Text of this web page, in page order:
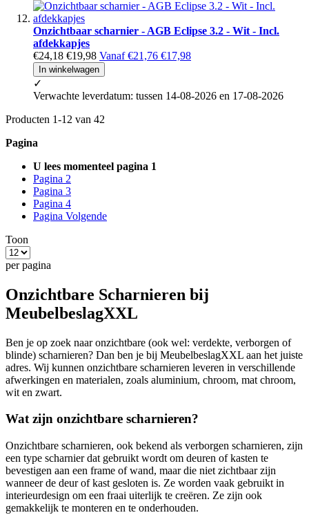
Onzichtbaar scharnier - AGB Eclipse 3.2 - Wit - Incl.
afdekkapjes
€24,18 €19,98 Vanaf €21,76 €17,98
In winkelwagen
✓
Verwachte leverdatum: tussen 14-08-2026 en 17-08-2026
Producten 1-12 van 42
Pagina
U lees momenteel pagina 1
Pagina 2
Pagina 3
Pagina 4
Pagina Volgende
Toon
per pagina
Onzichtbare Scharnieren bij
MeubelbeslagXXL
Ben je op zoek naar onzichtbare (ook wel: verdekte, verborgen of
blinde) scharnieren? Dan ben je bij MeubelbeslagXXL aan het juiste
adres. Wij kunnen onzichtbare scharnieren leveren in verschillende
afwerkingen en materialen, zoals aluminium, chroom, mat chroom,
wit en zwart.
Wat zijn onzichtbare scharnieren?
Onzichtbare scharnieren, ook bekend als verborgen scharnieren, zijn
een type scharnier dat gebruikt wordt om deuren of kasten te
bevestigen aan een frame of wand, maar die niet zichtbaar zijn
wanneer de deur of kast gesloten is. Ze worden vaak gebruikt in
interieurdesign om een fraai uiterlijk te creëren. Ze zijn ook
gemakkelijk te monteren en te onderhouden.